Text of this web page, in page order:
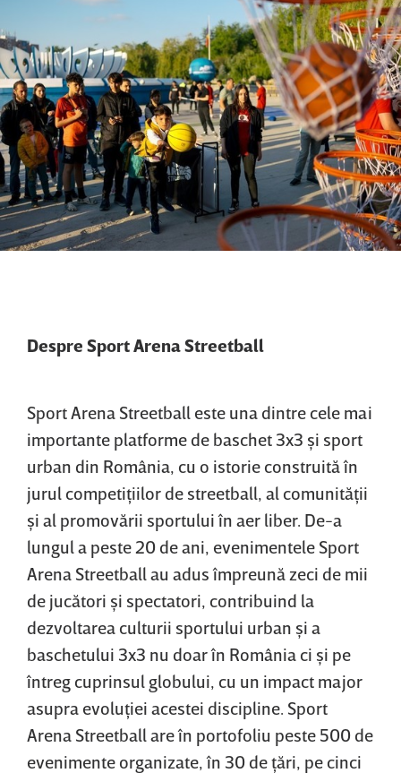
Despre Sport Arena Streetball
Sport Arena Streetball este una dintre cele mai
importante platforme de baschet 3x3 şi sport
urban din România, cu o istorie construită în
jurul competiţiilor de streetball, al comunităţii
şi al promovării sportului în aer liber. De-a
lungul a peste 20 de ani, evenimentele Sport
Arena Streetball au adus împreună zeci de mii
de jucători şi spectatori, contribuind la
dezvoltarea culturii sportului urban şi a
baschetului 3x3 nu doar în România ci şi pe
întreg cuprinsul globului, cu un impact major
asupra evoluţiei acestei discipline. Sport
Arena Streetball are în portofoliu peste 500 de
evenimente organizate, în 30 de ţări, pe cinci